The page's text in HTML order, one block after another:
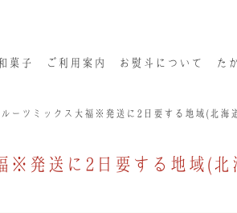
菓子 ご利用案内 お熨斗について た
ルーツミックス大福※発送に2日要する地域(北海
※発送に2日要する地域(